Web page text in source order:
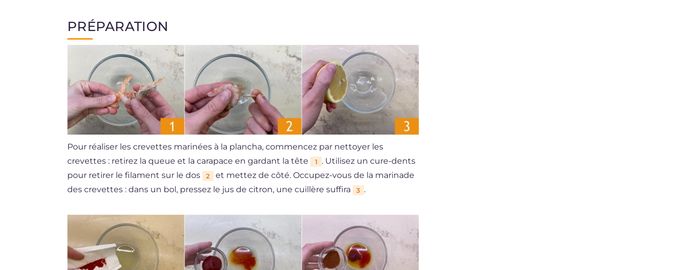
PRÉPARATION
Pour réaliser les crevettes marinées à la plancha, commencez par nettoyer les
crevettes : retirez la queue et la carapace en gardant la tête
1
. Utilisez un cure-dents
pour retirer le filament sur le dos
2
et mettez de côté. Occupez-vous de la marinade
des crevettes : dans un bol, pressez le jus de citron, une cuillère suffira
3 .